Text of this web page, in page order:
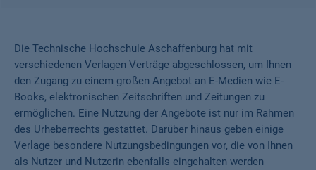
Die Technische Hochschule Aschaffenburg hat mit
verschiedenen Verlagen Verträge abgeschlossen, um Ihnen
den Zugang zu einem großen Angebot an E-Medien wie E-
Books, elektronischen Zeitschriften und Zeitungen zu
ermöglichen. Eine Nutzung der Angebote ist nur im Rahmen
des Urheberrechts gestattet. Darüber hinaus geben einige
Verlage besondere Nutzungsbedingungen vor, die von Ihnen
als Nutzer und Nutzerin ebenfalls eingehalten werden